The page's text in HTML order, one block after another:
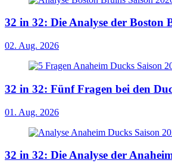
32 in 32: Die Analyse der Boston
02. Aug. 2026
32 in 32: Fünf Fragen bei den
01. Aug. 2026
32 in 32: Die Analyse der